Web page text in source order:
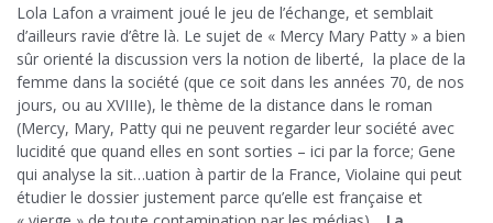
Lola Lafon a vraiment joué le jeu de l’échange, et semblait
d’ailleurs ravie d’être là. Le sujet de « Mercy Mary Patty » a bien
sûr orienté la discussion vers la notion de liberté, la place de la
femme dans la société (que ce soit dans les années 70, de nos
jours, ou au XVIIIe), le thème de la distance dans le roman
(Mercy, Mary, Patty qui ne peuvent regarder leur société avec
lucidité que quand elles en sont sorties – ici par la force; Gene
qui analyse la sit…uation à partir de la France, Violaine qui peut
étudier le dossier justement parce qu’elle est française et